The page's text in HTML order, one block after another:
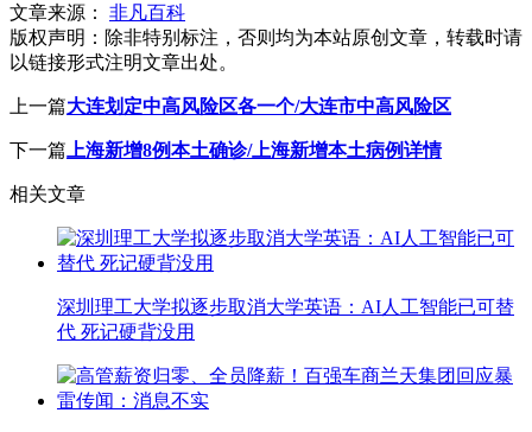
文章来源：
非凡百科
版权声明： 除非特别标注，否则均为本站原创文章，转载时请
以链接形式注明文章出处。
上一篇大连划定中高风险区各一个/大连市中高风险区
下一篇 上海新增8例本土确诊/上海新增本土病例详情
相关文章
深圳理工大学拟逐步取消大学英语：AI人工智能已可替
代 死记硬背没用